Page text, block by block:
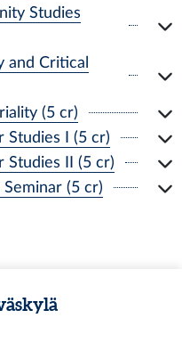
Studies
and Critical
(5 cr)
Studies I (5 cr)
Studies II (5 cr)
(5 cr)